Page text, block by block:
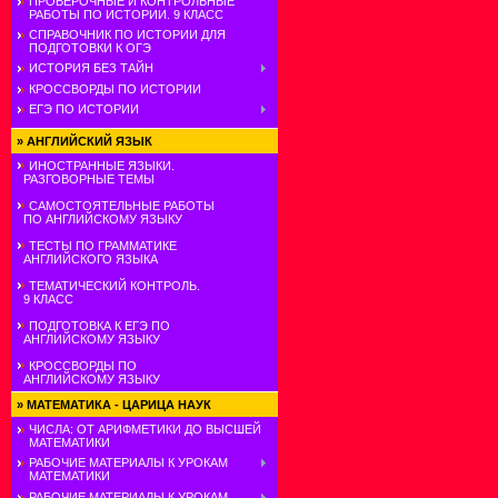
РАБОТЫ ПО ИСТОРИИ. 9 КЛАСС
СПРАВОЧНИК ПО ИСТОРИИ ДЛЯ
ПОДГОТОВКИ К ОГЭ
ИСТОРИЯ БЕЗ ТАЙН
КРОССВОРДЫ ПО ИСТОРИИ
ЕГЭ ПО ИСТОРИИ
» АНГЛИЙСКИЙ ЯЗЫК
ИНОСТРАННЫЕ ЯЗЫКИ.
РАЗГОВОРНЫЕ ТЕМЫ
САМОСТОЯТЕЛЬНЫЕ РАБОТЫ
ПО АНГЛИЙСКОМУ ЯЗЫКУ
ТЕСТЫ ПО ГРАММАТИКЕ
АНГЛИЙСКОГО ЯЗЫКА
ТЕМАТИЧЕСКИЙ КОНТРОЛЬ.
9 КЛАСС
ПОДГОТОВКА К ЕГЭ ПО
АНГЛИЙСКОМУ ЯЗЫКУ
КРОССВОРДЫ ПО
АНГЛИЙСКОМУ ЯЗЫКУ
» МАТЕМАТИКА - ЦАРИЦА НАУК
ЧИСЛА: ОТ АРИФМЕТИКИ ДО ВЫСШЕЙ
МАТЕМАТИКИ
РАБОЧИЕ МАТЕРИАЛЫ К УРОКАМ
МАТЕМАТИКИ